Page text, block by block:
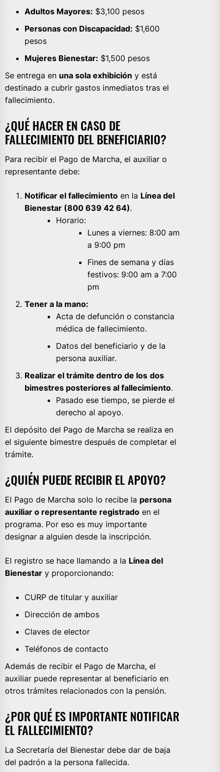
Adultos Mayores: $3,100 pesos
Personas con Discapacidad: $1,600
pesos
Mujeres Bienestar: $1,500 pesos
Se entrega en una sola exhibición y está
destinado a cubrir gastos inmediatos tras el
fallecimiento.
¿QUÉ HACER EN CASO DE
FALLECIMIENTO DEL BENEFICIARIO?
Para recibir el Pago de Marcha, el auxiliar o
representante debe:
Notificar el fallecimiento en la Línea del
Bienestar (800 639 42 64).
Horario:
Lunes a viernes: 8:00 am
a 9:00 pm
Fines de semana y días
festivos: 9:00 am a 7:00
pm
Tener a la mano:
Acta de defunción o constancia
médica de fallecimiento.
Datos del beneficiario y de la
persona auxiliar.
Realizar el trámite dentro de los dos
bimestres posteriores al fallecimiento.
Pasado ese tiempo, se pierde el
derecho al apoyo.
El depósito del Pago de Marcha se realiza en
el siguiente bimestre después de completar el
trámite.
¿QUIÉN PUEDE RECIBIR EL APOYO?
El Pago de Marcha solo lo recibe la persona
auxiliar o representante registrado en el
programa. Por eso es muy importante
designar a alguien desde la inscripción.
El registro se hace llamando a la Línea del
Bienestar y proporcionando:
CURP de titular y auxiliar
Dirección de ambos
Claves de elector
Teléfonos de contacto
Además de recibir el Pago de Marcha, el
auxiliar puede representar al beneficiario en
otros trámites relacionados con la pensión.
¿POR QUÉ ES IMPORTANTE NOTIFICAR
EL FALLECIMIENTO?
La Secretaría del Bienestar debe dar de baja
del padrón a la persona fallecida.